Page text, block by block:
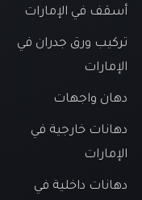
أسقف في الإمارات
تركيب ورق جدران في
الإمارات
دهان واجهات
دهانات خارجية في
الإمارات
دهانات داخلية في